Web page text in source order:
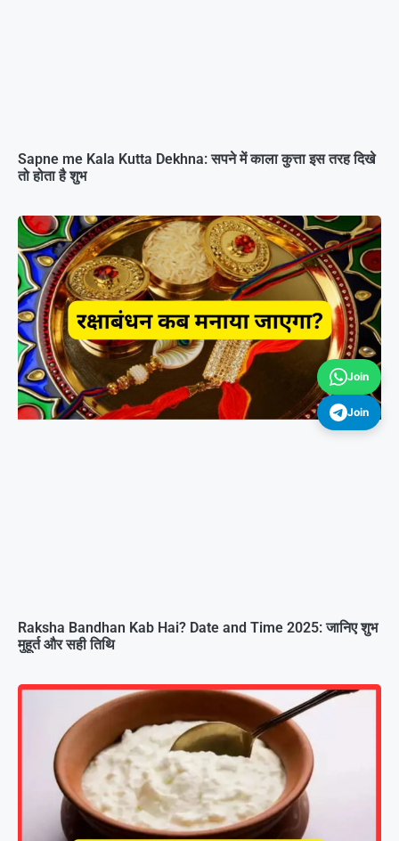
Sapne me Kala Kutta Dekhna: सपने में काला कुत्ता इस तरह दिखे
तो होता है शुभ
Raksha Bandhan Kab Hai? Date and Time 2025: जानिए शुभ
मुहूर्त और सही तिथि
Join
Join